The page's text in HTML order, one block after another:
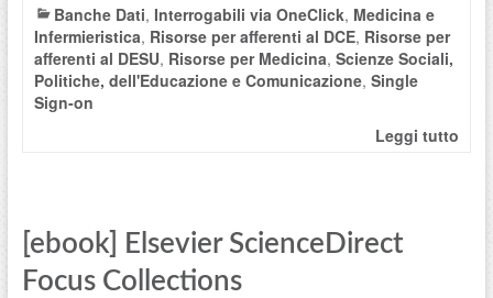
Banche Dati, Interrogabili via OneClick, Medicina e
Infermieristica, Risorse per afferenti al DCE, Risorse per
afferenti al DESU, Risorse per Medicina, Scienze Sociali,
Politiche, dell'Educazione e Comunicazione, Single
Sign-on
Leggi tutto
[ebook] Elsevier ScienceDirect
Focus Collections